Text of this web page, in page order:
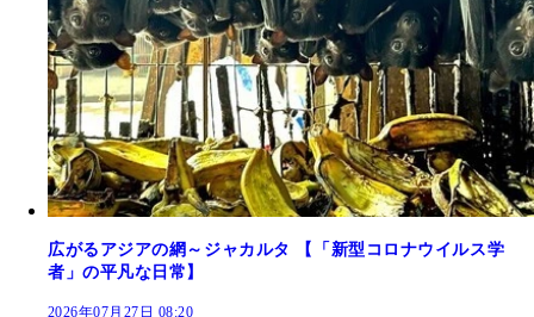
広がるアジアの網～ジャカルタ 【「新型コロナウイルス学
者」の平凡な日常】
2026年07月27日 08:20